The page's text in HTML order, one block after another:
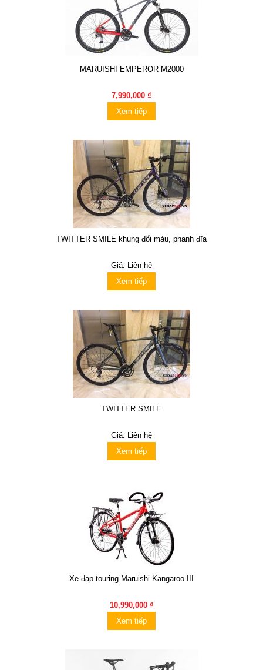
MARUISHI EMPEROR M2000
7,990,000 ₫
Xem tiếp
TWITTER SMILE khung đổi màu, phanh đĩa
Giá: Liên hệ
Xem tiếp
TWITTER SMILE
Giá: Liên hệ
Xem tiếp
Xe đạp touring Maruishi Kangaroo III
10,990,000 ₫
Xem tiếp